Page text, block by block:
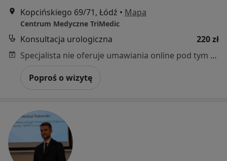
Kopcińskiego 69/71, Łódź • Mapa
Centrum Medyczne TriMedic
Konsultacja urologiczna
220 zł
Specjalista nie oferuje umawiania online pod tym adresem.
Poproś o wizytę